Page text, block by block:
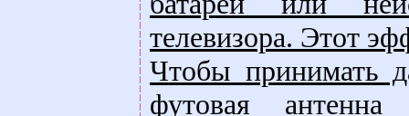
телевизора. Этот
Чтобы принимать
футовая